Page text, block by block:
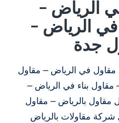
الرياض –
في الرياض –
جدة
في الرياض – مقاول
بناء في الرياض –
مقاول بالرياض – مقاول
مقاولات بالرياض